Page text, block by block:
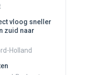
vloog sneller
zuid naar
Holland